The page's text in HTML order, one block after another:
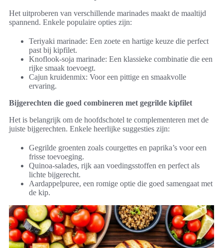
Het uitproberen van verschillende marinades maakt de maaltijd
spannend. Enkele populaire opties zijn:
Teriyaki marinade: Een zoete en hartige keuze die perfect
past bij kipfilet.
Knoflook-soja marinade: Een klassieke combinatie die een
rijke smaak toevoegt.
Cajun kruidenmix: Voor een pittige en smaakvolle
ervaring.
Bijgerechten die goed combineren met gegrilde kipfilet
Het is belangrijk om de hoofdschotel te complementeren met de
juiste bijgerechten. Enkele heerlijke suggesties zijn:
Gegrilde groenten zoals courgettes en paprika’s voor een
frisse toevoeging.
Quinoa-salades, rijk aan voedingsstoffen en perfect als
lichte bijgerecht.
Aardappelpuree, een romige optie die goed samengaat met
de kip.